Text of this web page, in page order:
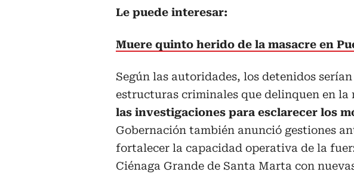
Le puede interesar:
Muere quinto herido de la masacre en
Según las autoridades, los detenidos
estructuras criminales que delinquen en la
las investigaciones para esclarecer los
Gobernación también anunció gestiones
fortalecer la capacidad operativa de la
Ciénaga Grande de Santa Marta con